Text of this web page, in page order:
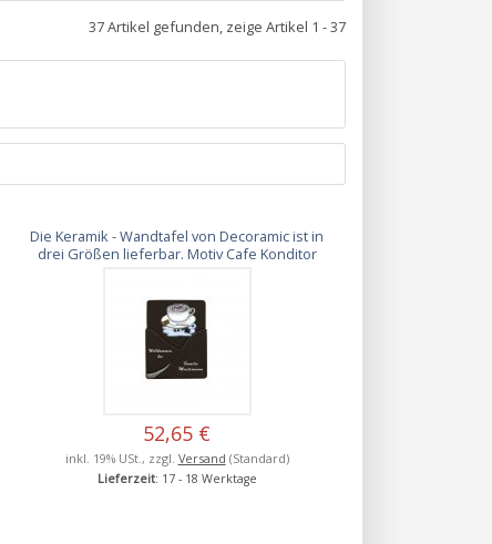
37 Artikel gefunden, zeige Artikel 1 - 37
Die Keramik - Wandtafel von Decoramic ist in
drei Größen lieferbar. Motiv Cafe Konditor
52,65 €
inkl. 19% USt., zzgl. Versand (Standard)
Lieferzeit: 17 - 18 Werktage